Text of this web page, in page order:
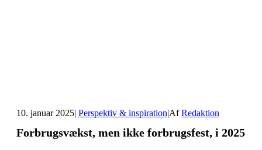
10. januar 2025| Perspektiv & inspiration|AfRedaktion
Forbrugsvækst, men ikke forbrugsfest, i 2025